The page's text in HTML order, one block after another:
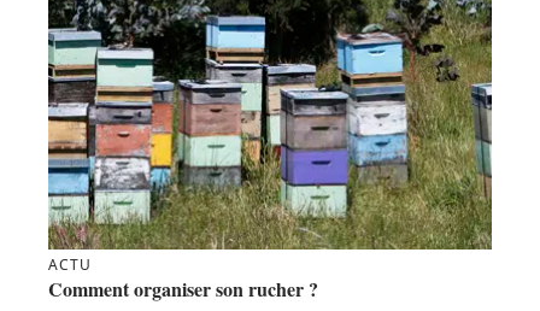
ACTU
Comment organiser son rucher ?